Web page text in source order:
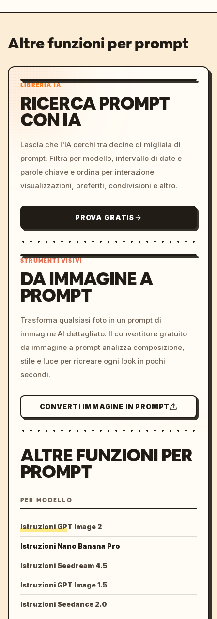
Altre funzioni per prompt
LIBRERIA IA
RICERCA PROMPT
CON IA
Lascia che l'IA cerchi tra decine di migliaia di
prompt. Filtra per modello, intervallo di date e
parole chiave e ordina per interazione:
visualizzazioni, preferiti, condivisioni e altro.
PROVA GRATIS
colors, 8k --v 6.0
STRUMENTI VISIVI
DA IMMAGINE A
PROMPT
Trasforma qualsiasi foto in un prompt di
immagine AI dettagliato. Il convertitore gratuito
da immagine a prompt analizza composizione,
stile e luce per ricreare ogni look in pochi
secondi.
CONVERTI IMMAGINE IN PROMPT
ALTRE FUNZIONI PER
PROMPT
PER MODELLO
Istruzioni GPT Image 2
Istruzioni Nano Banana Pro
Istruzioni Seedream 4.5
Istruzioni GPT Image 1.5
Istruzioni Seedance 2.0